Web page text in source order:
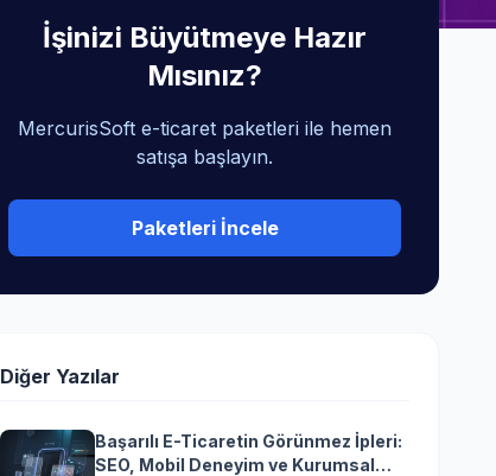
İşinizi Büyütmeye Hazır
Mısınız?
MercurisSoft e-ticaret paketleri ile hemen
satışa başlayın.
Paketleri İncele
Diğer Yazılar
Başarılı E-Ticaretin Görünmez İpleri:
SEO, Mobil Deneyim ve Kurumsal